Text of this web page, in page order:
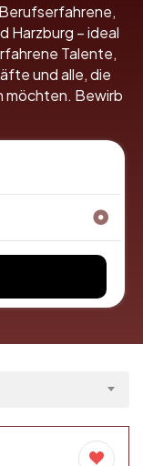
Harzburg – ideal
Talente,
und alle, die
möchten. Bewirb